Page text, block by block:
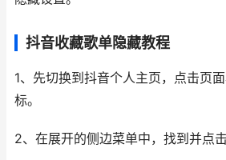
抖音收藏歌单隐藏教程
1、先切换到抖音个人主页，点击页
标。
2、在展开的侧边菜单中，找到并点